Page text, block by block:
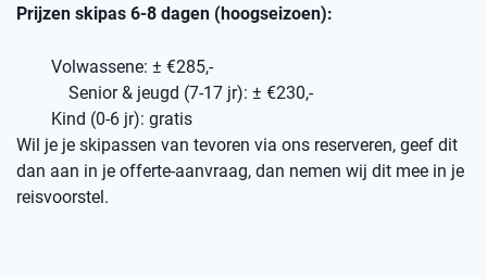
Prijzen skipas 6-8 dagen (hoogseizoen):
Volwassene: ± €285,-
Senior & jeugd (7-17 jr): ± €230,-
Kind (0-6 jr): gratis
Wil je je skipassen van tevoren via ons reserveren, geef dit
dan aan in je offerte-aanvraag, dan nemen wij dit mee in je
reisvoorstel.